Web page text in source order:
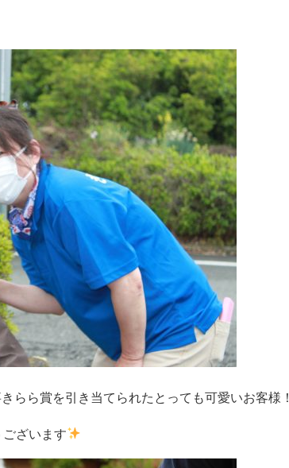
らら賞を引き当てられたとっても可愛いお客様！
ざいます